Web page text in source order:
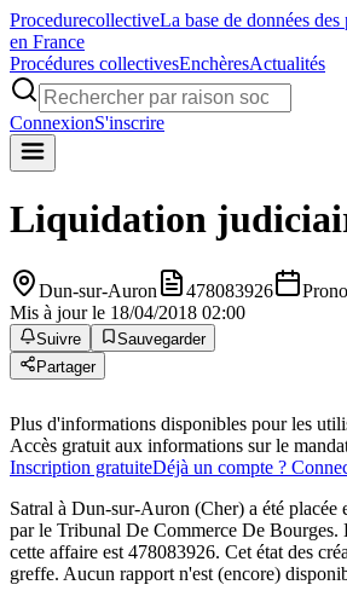
ProcedurecollectiveLa base de données
en France
Procédures collectivesEnchèresActualités
ConnexionS'inscrire
Liquidation
Dun-sur-Auron 478083926
Mis à jour le 18/04/2018 02:00
Suivre
Sauvegarder
Partager
Plus d'informations disponibles pour les
Accès gratuit aux informations sur le
Inscription gratuiteDéjà un compte ?
Satral à Dun-sur-Auron (Cher) a été
par le Tribunal De Commerce De Bourges.
cette affaire est 478083926. Cet état des
greffe. Aucun rapport n'est (encore)